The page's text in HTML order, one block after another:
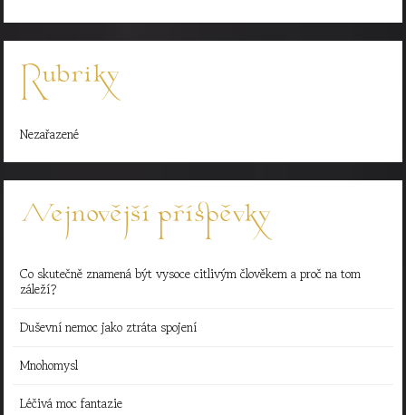
Rubriky
Nezařazené
Nejnovější příspěvky
Co skutečně znamená být vysoce citlivým člověkem a proč na tom
záleží?
Duševní nemoc jako ztráta spojení
Mnohomysl
Léčivá moc fantazie